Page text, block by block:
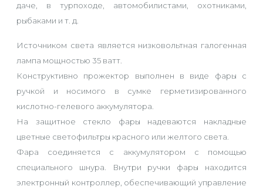
даче, в турпоходе, автомобилистами, охотниками,
рыбаками и т. д.
Источником света является низковольтная галогенная
лампа мощностью 35 ватт.
Конструктивно прожектор выполнен в виде фары с
ручкой и носимого в сумке герметизированного
кислотно-гелевого аккумулятора.
На защитное стекло фары надеваются накладные
цветные светофильтры красного или желтого света.
Фара соединяется с аккумулятором с помощью
специального шнура. Внутри ручки фары находится
электронный контроллер, обеспечивающий управление